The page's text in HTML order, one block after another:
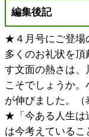
編集後記
★４月号にご登場
多くのお礼状を
す文面の熱さは、
こそでしょうか
が伸びました。（
★「今ある人生は
は今考えている